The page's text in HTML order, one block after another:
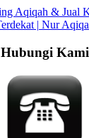
Hubungi Kami